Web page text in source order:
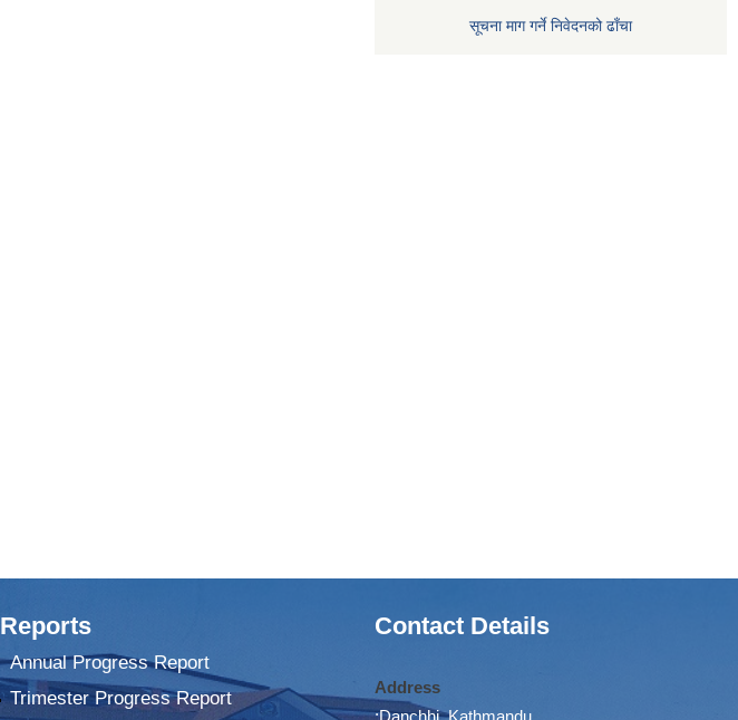
सूचना माग गर्ने निवेदनको ढाँचा
Reports
Annual Progress Report
Trimester Progress Report
Contact Details
Address
:Danchhi, Kathmandu